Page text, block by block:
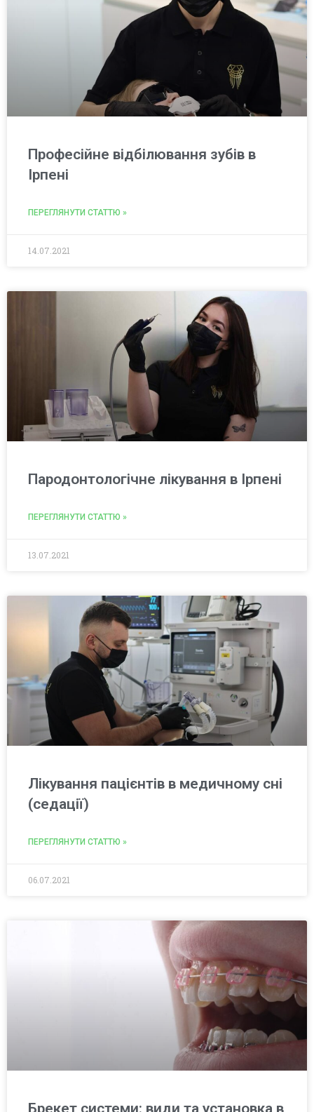
Професійне відбілювання зубів в
Ірпені
ПЕРЕГЛЯНУТИ СТАТТЮ »
14.07.2021
Пародонтологічне лікування в Ірпені
ПЕРЕГЛЯНУТИ СТАТТЮ »
13.07.2021
Лікування пацієнтів в медичному сні
(седації)
ПЕРЕГЛЯНУТИ СТАТТЮ »
06.07.2021
Брекет системи: види та установка в